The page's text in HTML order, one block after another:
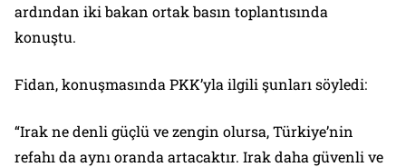
ardından iki bakan ortak basın toplantısında
konuştu.
Fidan, konuşmasında PKK’yla ilgili şunları söyledi:
“Irak ne denli güçlü ve zengin olursa, Türkiye’nin
refahı da aynı oranda artacaktır. Irak daha güvenli ve